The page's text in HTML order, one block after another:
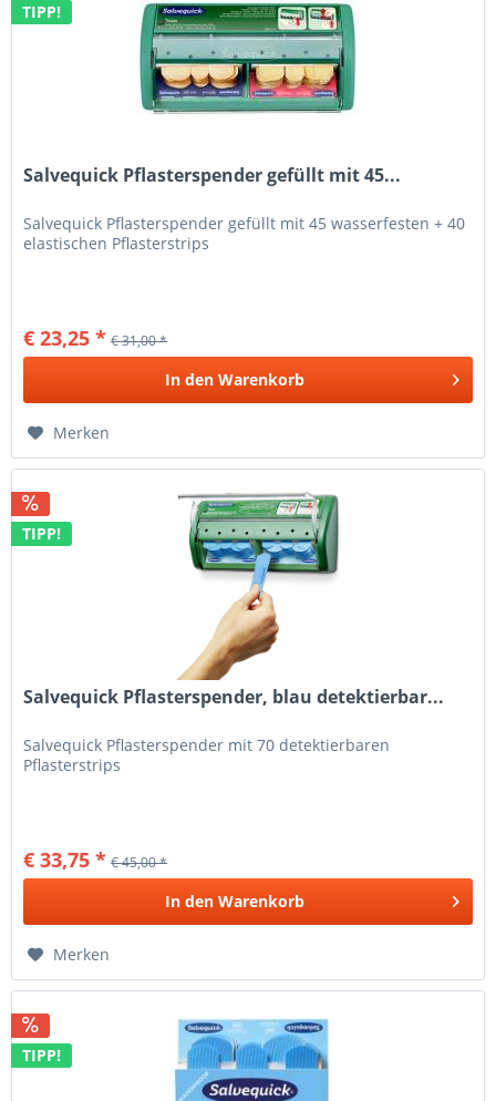
TIPP!
Salvequick Pflasterspender gefüllt mit 45...
Salvequick Pflasterspender gefüllt mit 45 wasserfesten + 40
elastischen Pflasterstrips
€ 23,25 * € 31,00 *
In den Warenkorb
Merken
TIPP!
Salvequick Pflasterspender, blau detektierbar...
Salvequick Pflasterspender mit 70 detektierbaren
Pflasterstrips
€ 33,75 * € 45,00 *
In den Warenkorb
Merken
TIPP!